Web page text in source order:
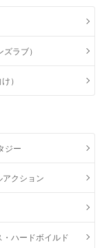
ラブ）
）
ジー
クション
ハードボイルド